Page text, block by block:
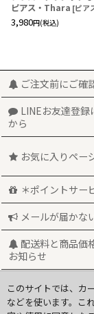
ピアス・Thara [ピア
3,980円(税込)
ご注文前にご確
LINEお友達登録
から
お気に入りペー
＊ポイントサー
メールが届かな
配送料と商品価
お知らせ
このサイトでは、カ
などを使います。こ